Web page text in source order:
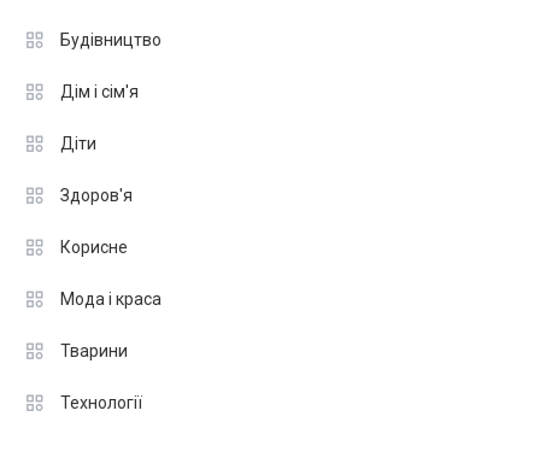
Будівництво
Дім і сім'я
Діти
Здоров'я
Корисне
Мода і краса
Тварини
Технології